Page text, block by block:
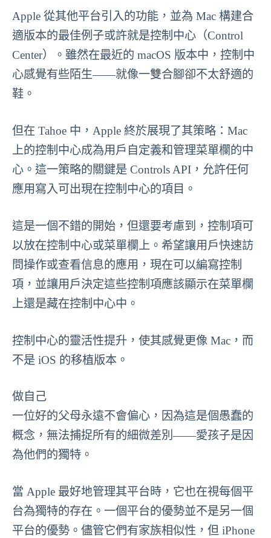
Apple 從其他平台引入的功能，並為 Mac 構建合
適版本的最佳例子或許就是控制中心（Control
Center）。雖然在最近的 macOS 版本中，控制中
心感覺有些陌生——就像一雙合腳卻不太舒適的
鞋。
但在 Tahoe 中，Apple 終於展現了其策略：Mac
上的控制中心成為用戶自定義和管理菜單欄的中
心。這一策略的關鍵是 Controls API，允許任何
應用寫入可出現在控制中心的項目。
這是一個不錯的開始，但還要考慮到，控制項可
以放在控制中心或菜單欄上。希望讓用戶快速訪
問操作或查看信息的應用，現在可以編寫控制
項，並讓用戶決定這些控制項應該顯示在菜單欄
上還是藏在控制中心中。
控制中心的靈活性提升，使其感覺更像 Mac，而
不是 iOS 的移植版本。
做自己
一位好的父母永遠不會偏心，因為這是個愚蠢的
概念，無法捕捉所有的細微差別——愛孩子是因
為他們的獨特。
當 Apple 最好地管理其平台時，它也在視每個平
台為獨特的存在。一個平台的優勢並不是另一個
平台的優勢。儘管它們有家族相似性，但 iPhone